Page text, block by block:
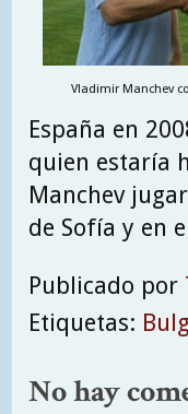
Vladimir Manchev
España en
quien estaría
Manchev
de Sofía y en
Publicado por
Etiquetas:
No hay